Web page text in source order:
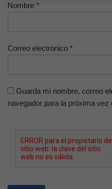
Nombre *
Correo electrónico *
Guarda mi nombre, correo
navegador para la próxima vez